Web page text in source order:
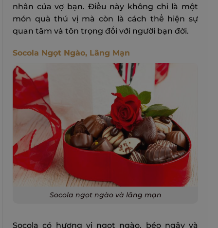
nhân của vợ bạn. Điều này không chỉ là một
món quà thú vị mà còn là cách thể hiện sự
quan tâm và tôn trọng đối với người bạn đời.
Socola Ngọt Ngào, Lãng Mạn
Socola ngọt ngào và lãng mạn
Socola có hương vị ngọt ngào, béo ngậy và